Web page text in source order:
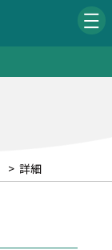
> 詳細